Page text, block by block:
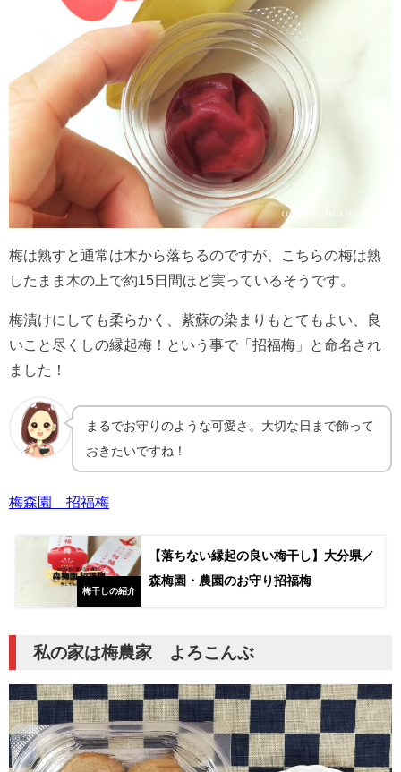
梅は熟すと通常は木から落ちるのですが、こちらの梅は熟
したまま木の上で約15日間ほど実っているそうです。
梅漬けにしても柔らかく、紫蘇の染まりもとてもよい、良
いこと尽くしの縁起梅！という事で「招福梅」と命名され
ました！
まるでお守りのような可愛さ。大切な日まで飾って
おきたいですね！
梅森園 招福梅
梅干しの紹介
【落ちない縁起の良い梅干し】大分県／
森梅園・農園のお守り招福梅
私の家は梅農家 よろこんぶ